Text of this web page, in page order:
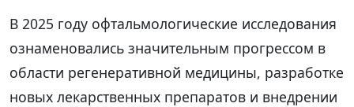
В 2025 году офтальмологические исследования
ознаменовались значительным прогрессом в
области регенеративной медицины, разработке
новых лекарственных препаратов и внедрении